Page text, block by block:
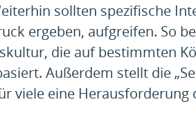
sollten spezifische
ergeben, aufgreifen. So
die auf bestimmten
Außerdem stellt die
viele eine Herausforderung